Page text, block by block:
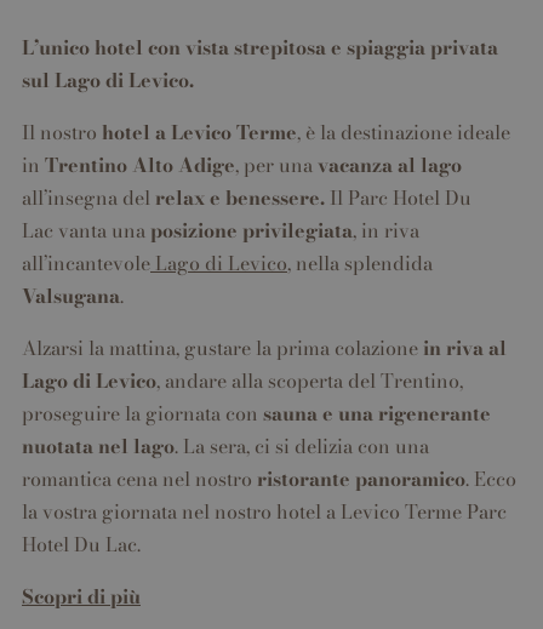
L’unico hotel con vista strepitosa e spiaggia privata
sul Lago di Levico.
Il nostro hotel a Levico Terme, è la destinazione ideale
in Trentino Alto Adige, per unavacanza al lago
all’insegna del relax e benessere. Il Parc Hotel Du
Lac vanta una posizione privilegiata, in riva
all’incantevole Lago di Levico, nella splendida
Valsugana.
Alzarsi la mattina, gustare la prima colazione in riva al
Lago di Levico, andare alla scoperta del Trentino,
proseguire la giornata con saunae una rigenerante
nuotata nel lago. La sera, ci si delizia con una
romantica cena nel nostro ristorante panoramico. Ecco
la vostra giornata nel nostro hotel a Levico Terme Parc
Hotel Du Lac.
Scopri di più